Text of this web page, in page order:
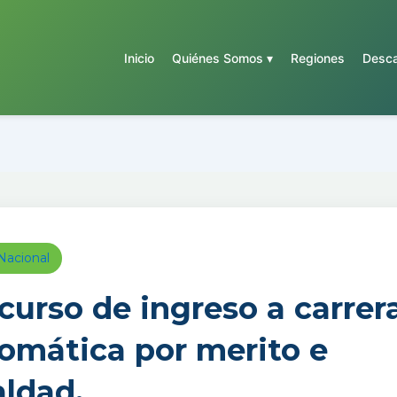
Inicio Quiénes Somos ▾ Regiones
de ingreso a
por merito e